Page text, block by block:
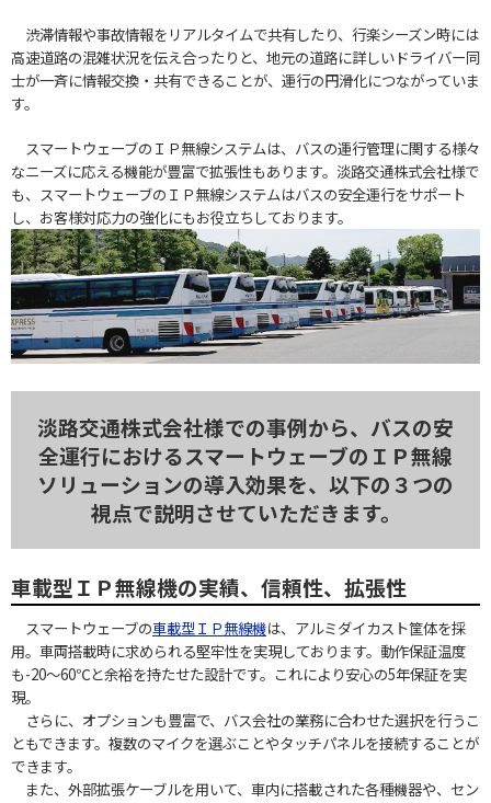
渋滞情報や事故情報をリアルタイムで共有したり、行楽シーズン時には
高速道路の混雑状況を伝え合ったりと、地元の道路に詳しいドライバー同
士が一斉に情報交換・共有できることが、運行の円滑化につながっていま
す。
スマートウェーブのＩＰ無線システムは、バスの運行管理に関する様々
なニーズに応える機能が豊富で拡張性もあります。淡路交通株式会社様で
も、スマートウェーブのＩＰ無線システムはバスの安全運行をサポート
し、お客様対応力の強化にもお役立ちしております。
淡路交通株式会社様での事例から、バスの安
全運行におけるスマートウェーブの ＩＰ無線
ソリューションの導入効果を、以下の３つの
視点で説明させていただきます。
車載型ＩＰ無線機の実績、信頼性、拡張性
スマートウェーブの車載型ＩＰ無線機は、アルミダイカスト筐体を採
用。車両搭載時に求められる堅牢性を実現しております。動作保証温度
も-20～60℃と余裕を持たせた設計です。これにより安心の5年保証を実
現。
さらに、オプションも豊富で、バス会社の業務に合わせた選択を行うこ
ともできます。複数のマイクを選ぶことやタッチパネルを接続することが
できます。
また、外部拡張ケーブルを用いて、車内に搭載された各種機器や、セン